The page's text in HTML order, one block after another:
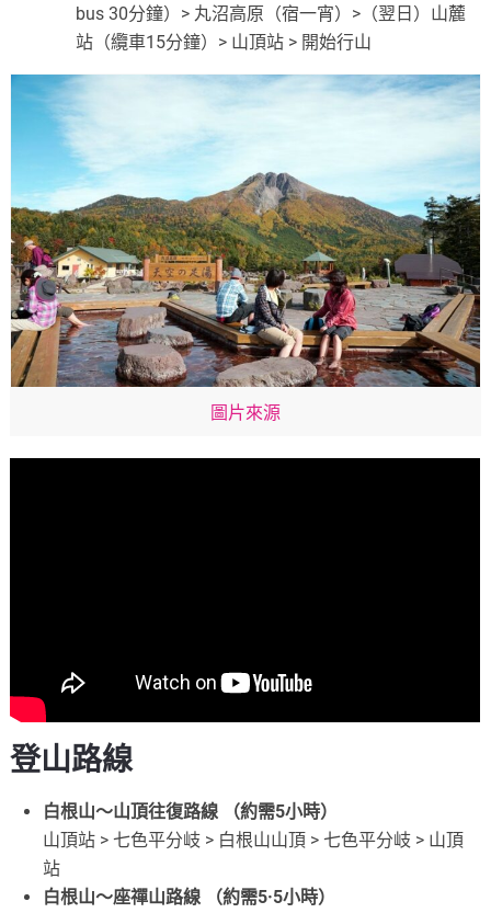
bus 30分鐘）> 丸沼高原（宿一宵）>（翌日）山麓
站（纜車15分鐘）> 山頂站 > 開始行山
圖片來源
登山路線
白根山～山頂往復路線 （約需5小時）
山頂站 > 七色平分岐 > 白根山山頂 > 七色平分岐 > 山頂
站
白根山～座禪山路線 （約需5·5小時）